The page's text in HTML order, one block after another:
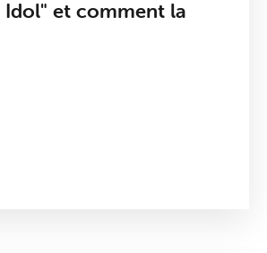
Idol" et comment la